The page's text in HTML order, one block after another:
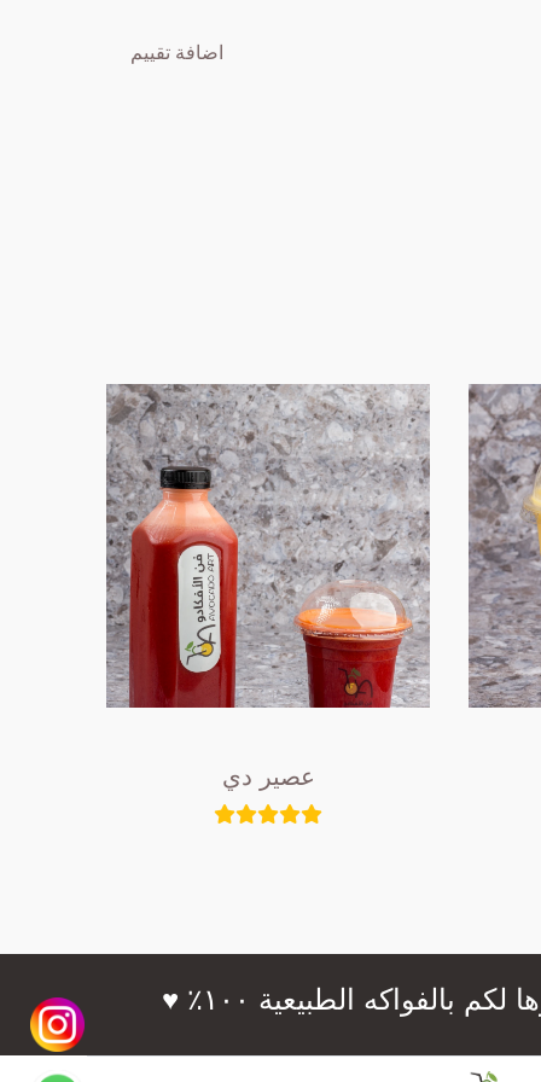
اضافة تقييم
عصير دي
الطبيعية ١٠٠٪؜ ♥️